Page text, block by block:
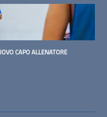
CAPO ALLENATORE